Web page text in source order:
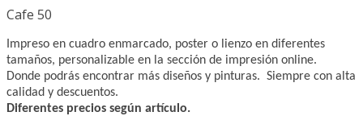
Cafe 50
Impreso en cuadro enmarcado, poster o lienzo en diferentes
tamaños, personalizable en la sección de impresión online.
Donde podrás encontrar más diseños y pinturas. Siempre con alta
calidad y descuentos.
Diferentes precios según artículo.